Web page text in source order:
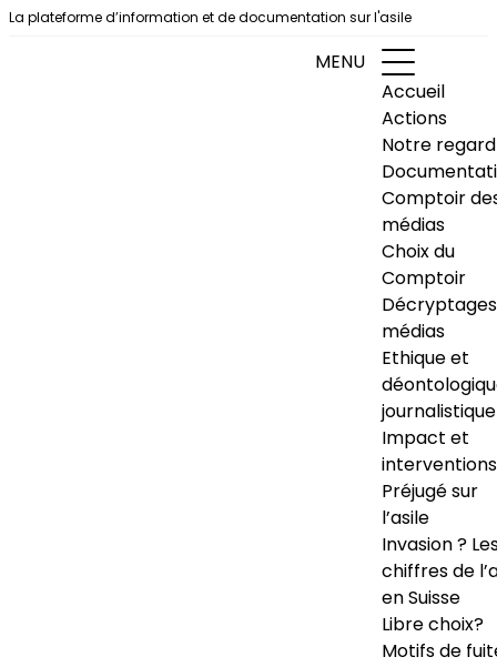
Aller au contenu
La plateforme d’information et de documentation sur l'asile
MENU
Accueil
Actions
Notre regard
Comptoir
médias
Choix du
Comptoir
Décryptages
médias
Ethique et
journalistique
Impact et
interventions
Préjugé sur
l’asile
Invasion ?
chiffres de
en Suisse
Libre choix?
Motifs de